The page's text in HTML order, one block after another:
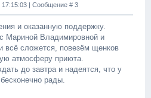
17:15:03 | Сообщение # 3
и оказанную поддержку.
Мариной Владимировной и
всё сложется, повезём щенков
атмосферу приюта.
до завтра и надеятся, что у
рады.